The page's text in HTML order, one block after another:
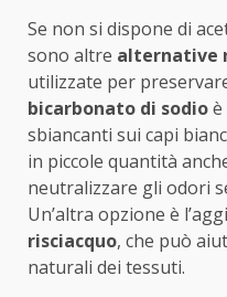
Se non si dispone di
sono altre alternative
utilizzate per
bicarbonato di sodio
sbiancanti sui capi
in piccole quantità
neutralizzare gli odori
Un’altra opzione è
risciacquo, che può
naturali dei tessuti.